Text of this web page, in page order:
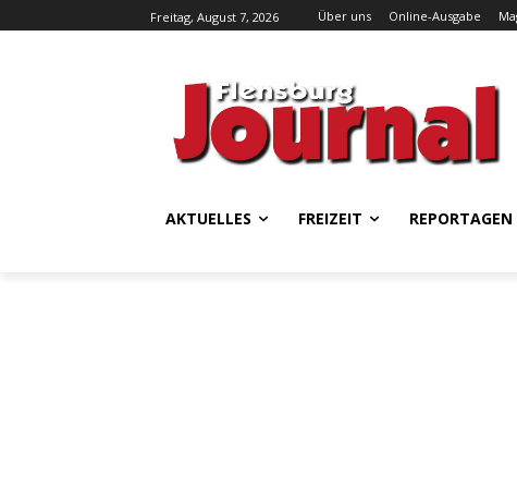
Freitag, August 7, 2026 Über uns Online-Ausgabe
AKTUELLES FREIZEIT REPORTAGEN